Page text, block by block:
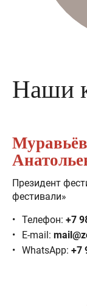
Наши
Президент
фестивали»
Телефон: +7
E-mail:
WhatsApp: +7